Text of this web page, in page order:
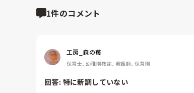
1件のコメント
工房_森の苺
保育士, 幼稚園教諭, 看護師, 保育園
回答: 特に新調していない